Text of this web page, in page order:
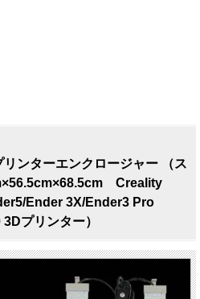
ンターエンクロージャー （ス
Creality
Ender 3X/Ender3 Pro
プリンター）